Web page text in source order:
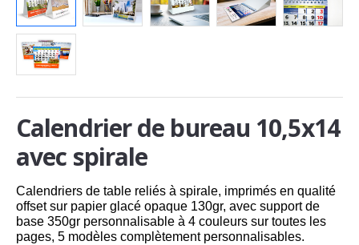
Calendrier de bureau 10,5x14
avec spirale
Calendriers de table reliés à spirale, imprimés en qualité
offset sur papier glacé opaque 130gr, avec support de
base 350gr personnalisable à 4 couleurs sur toutes les
pages, 5 modèles complètement personnalisables.